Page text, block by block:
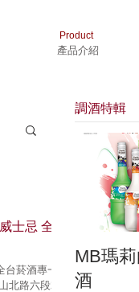
Product
產品介紹
士忌 全台
北路六段27
調酒特輯
MB瑪
酒